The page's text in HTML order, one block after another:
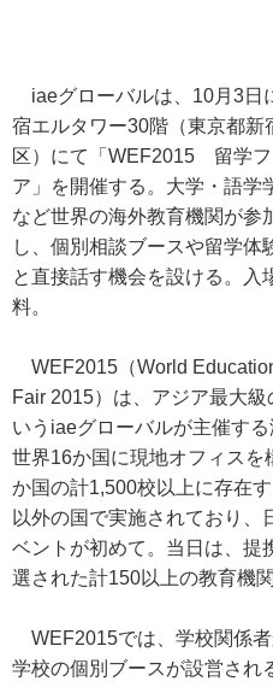
iaeグローバルは、10月3日
宿エルタワー30階（東京都新
区）にて「WEF2015 留学フ
ア」を開催する。大学・語学
など世界の海外教育機関が参
し、個別相談ブースや留学体
と直接話す機会を設ける。入
料。
WEF2015（World
Fair 2015）は、アジア最大
いうiaeグローバルが主催す
世界16か国に現地オフィス
か国の計1,500校以上に存在
以外の国で実施されており、
ベントが初めて。当日は、提
選された計150以上の教育機
WEF2015では、学校関係
学校の個別ブースが設営され